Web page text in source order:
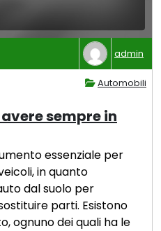
admin
Automobili
sempre in
essenziale per
in quanto
dal suolo per
parti. Esistono
ognuno dei quali ha le